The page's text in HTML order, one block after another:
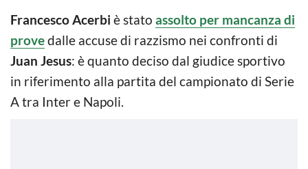
Francesco Acerbi è stato assolto per mancanza di
provedalle accuse di razzismo nei confronti di
Juan Jesus: è quanto deciso dal giudice sportivo
in riferimento alla partita del campionato di Serie
A tra Inter e Napoli.